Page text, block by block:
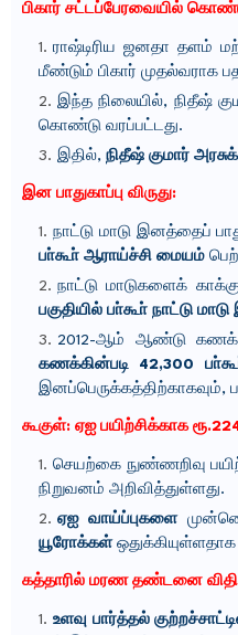
பிகார் சட்டப்பேரவையில்
ராஷ்டிரிய ஜனதா தளம்
மீண்டும் பிகார் முதல்வராக
இந்த நிலையில், நிதீஷ்
கொண்டு வரப்பட்டது.
இதில், நிதீஷ் குமார்
இன பாதுகாப்பு விருது:
நாட்டு மாடு இனத்தைப்
பா்கூா் ஆராய்ச்சி மையம்
நாட்டு மாடுகளைக்
பகுதியில் பா்கூா் நாட்டு
2012-ஆம் ஆண்டு
கணக்கின்படி 42,300
இனப்பெருக்கத்திற்காகவும்,
கூகுள்: ஏஐ பயிற்சிக்காக
செயற்கை நுண்ணறிவு
நிறுவனம் அறிவித்துள்ளது.
ஏஐ வாய்ப்புகளை
யூரோக்கள்ஒதுக்கியுள்ளதாக
கத்தாரில் மரண தண்டனை
உளவு பார்த்தல்